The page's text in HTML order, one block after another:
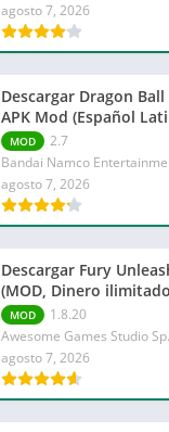
agosto 7, 2026
Descargar Dragon
APK Mod (Español
MOD
2.7
Bandai Namco
agosto 7, 2026
Descargar Fury
(MOD, Dinero
MOD
1.8.20
Awesome Games Studio
agosto 7, 2026